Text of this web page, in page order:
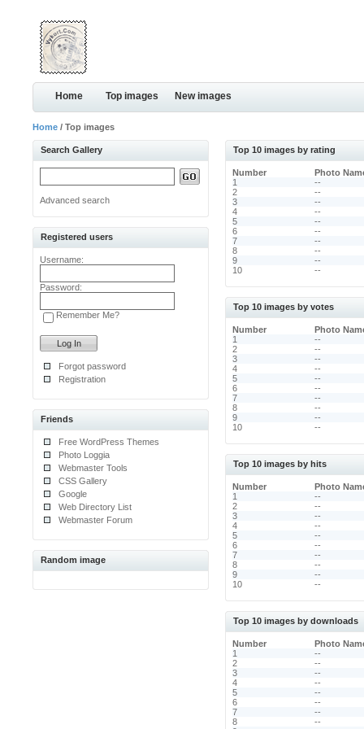
Home Top images New images
Home / Top images
Search Gallery
Advanced search
Registered users
Username:
Password:
Remember Me?
Forgot password
Registration
Friends
Free WordPress Themes
Photo Loggia
Webmaster Tools
CSS Gallery
Google
Web Directory List
Webmaster Forum
Random image
Top 10 images by rating
Number Photo
1
--
2
--
3
--
4
--
5
--
6
--
7
--
8
--
9
--
10
--
Top 10 images by votes
Number Photo
1
--
2
--
3
--
4
--
5
--
6
--
7
--
8
--
9
--
10
--
Top 10 images by hits
Number Photo
1
--
2
--
3
--
4
--
5
--
6
--
7
--
8
--
9
--
10
--
Top 10 images by downloads
Number Photo
1
--
2
--
3
--
4
--
5
--
6
--
7
--
8
--